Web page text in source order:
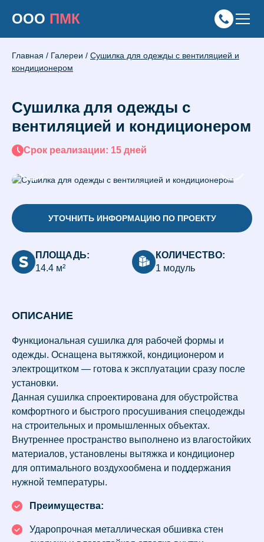
ООО ПМК
Главная / Галереи / Сушилка для одежды с вентиляцией и
кондиционером
Сушилка для одежды с
вентиляцией и кондиционером
Срок реализации: 15 дней
УТОЧНИТЬ ИНФОРМАЦИЮ ПО ПРОЕКТУ
ПЛОЩАДЬ:
14.4 м²
КОЛИЧЕСТВО:
1 модуль
ОПИСАНИЕ
Функциональная сушилка для рабочей формы и
одежды. Оснащена вытяжкой, кондиционером и
электрощитком — готова к эксплуатации сразу после
установки.
Данная сушилка спроектирована для обустройства
комфортного и быстрого просушивания спецодежды
на строительных и промышленных объектах.
Внутреннее пространство выполнено из влагостойких
материалов, установлены вытяжка и кондиционер
для оптимального воздухообмена и поддержания
нужной температуры.
Преимущества:
Ударопрочная металлическая обшивка стен